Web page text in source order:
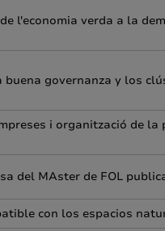
l'economia verda a la
governanza y los
i organització de la
del MAster de FOL
con los espacios